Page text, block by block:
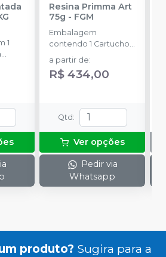
1
Resina Primma Art
75g - FGM
Embalagem
contendo 1 Cartucho
com 75 g + 10
ponteiras de
automistura
a partir de:
R$ 434,00
Qtd :
Ver opções
Pedir via
Whatsapp
produto? Sugira para a